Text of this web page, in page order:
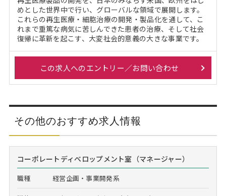
めとした世界中で行い、グローバルな領域で展開します。
これらの再生医療・細胞治療の開発・製品化を通して、こ
れまで重篤な病気に苦しんできた患者の治療、そして社会
復帰に革新を起こす、大変社会的意義の大きな事業です。
この求人へのエントリー／お問い合わせ
その他のおすすめ求人情報
コーポレートディべロップメント室（マネージャー）
職種 経営企画・事業開発系